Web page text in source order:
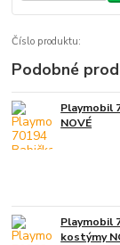
Číslo produktu:
Podobné
Playmobil
NOVÉ
Playmobil
kostýmy